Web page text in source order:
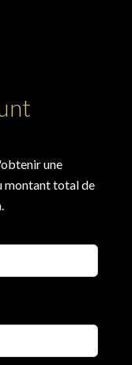
une
montant total de